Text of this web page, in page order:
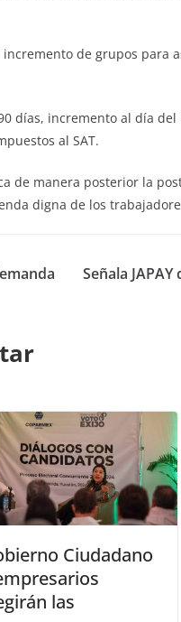
de grupos para
días, incremento al día del
al SAT.
de manera posterior la
digna de los
Señala
Ciudadano
las